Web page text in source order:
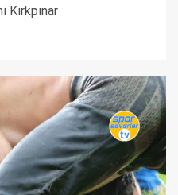
Kırkpınar